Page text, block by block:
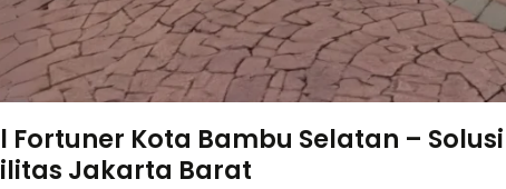
Fortuner Kota Bambu Selatan –
Jakarta Barat